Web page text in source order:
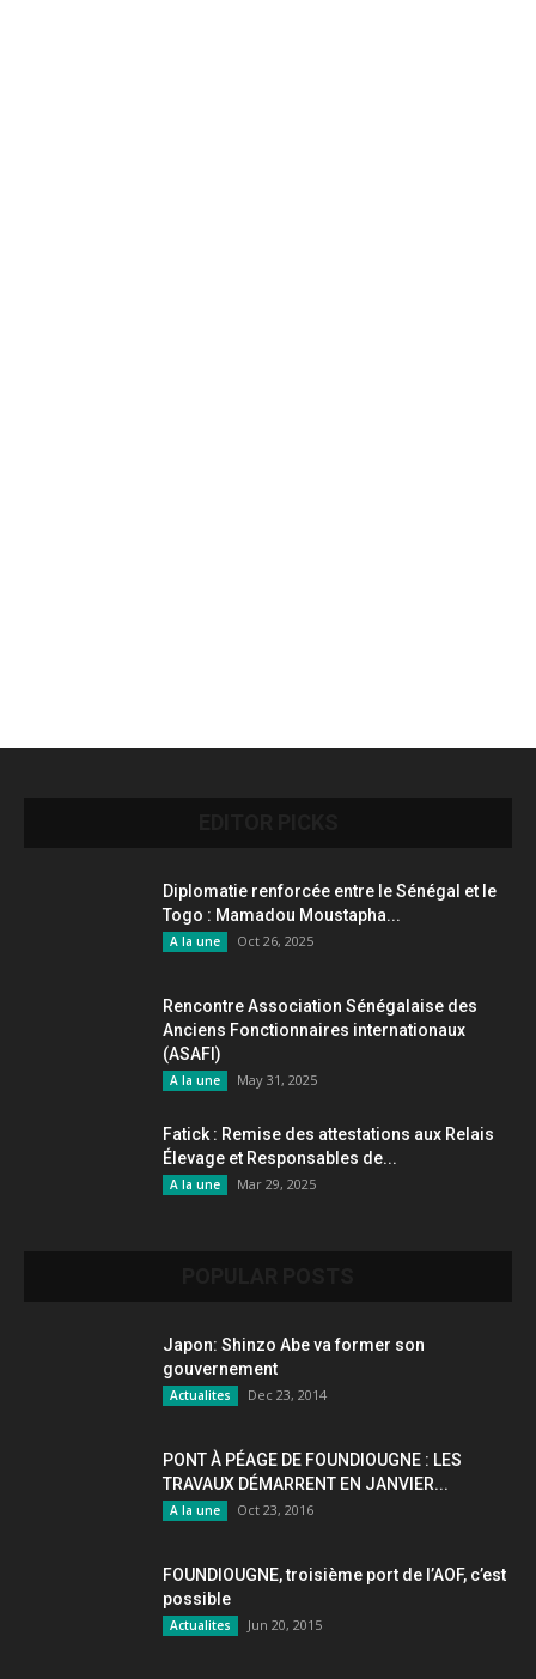
Diplomatie renforcée entre le Sénégal et le
Togo : Mamadou Moustapha...
A la une Oct 26, 2025
Rencontre Association Sénégalaise des
Anciens Fonctionnaires internationaux
(ASAFI)
A la une May 31, 2025
Fatick : Remise des attestations aux Relais
Élevage et Responsables de...
A la une Mar 29, 2025
Japon: Shinzo Abe va former son
gouvernement
Actualites Dec 23, 2014
PONT À PÉAGE DE FOUNDIOUGNE : LES
TRAVAUX DÉMARRENT EN JANVIER...
A la une Oct 23, 2016
FOUNDIOUGNE, troisième port de l’AOF, c’est
possible
Actualites Jun 20, 2015